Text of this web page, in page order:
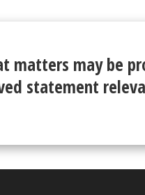
matters may be
statement